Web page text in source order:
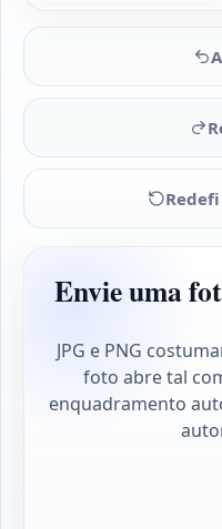
Envie uma
JPG e PNG
foto abre tal
enquadramento